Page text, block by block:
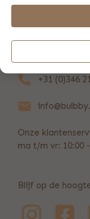
REVIEWS
+31 (0)346
Onze
ma t/m vr: 10:00
Blijf op de